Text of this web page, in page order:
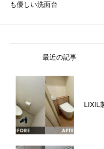
も優しい洗面台
最近の記事
LIXIL